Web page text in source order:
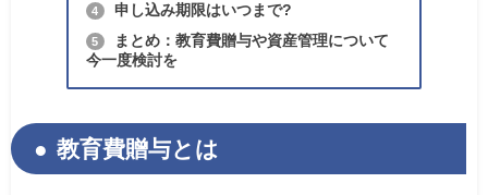
4 申し込み期限はいつまで?
5
まとめ：教育費贈与や資産管理について
今一度検討を
教育費贈与とは